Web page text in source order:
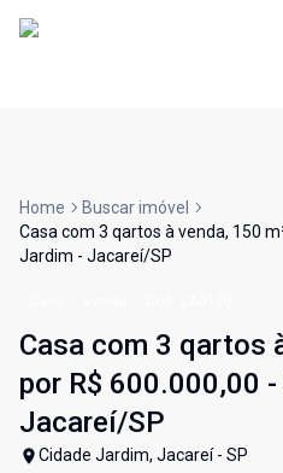
Home
Buscar imóvel
Casa com 3 qartos à venda, 150
Jardim - Jacareí/SP
Casa com 3 qartos
por R$ 600.000,00
Jacareí/SP
Cidade Jardim, Jacareí - SP